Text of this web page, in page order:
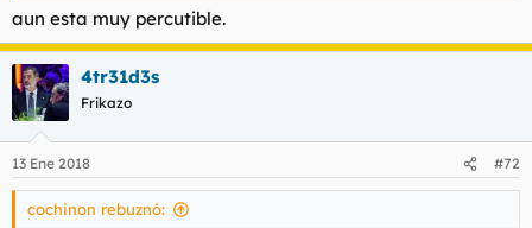
aun esta muy percutible.
4tr31d3s
Frikazo
13 Ene 2018 #72
cochinon rebuznó: